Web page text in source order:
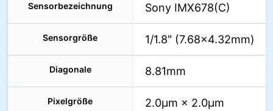
Sensorbezeichnung Sony IMX678(C)
Sensorgröße 1/1.8" (7.68×4.32mm)
Diagonale 8.81mm
Pixelgröße 2.0µm × 2.0µm